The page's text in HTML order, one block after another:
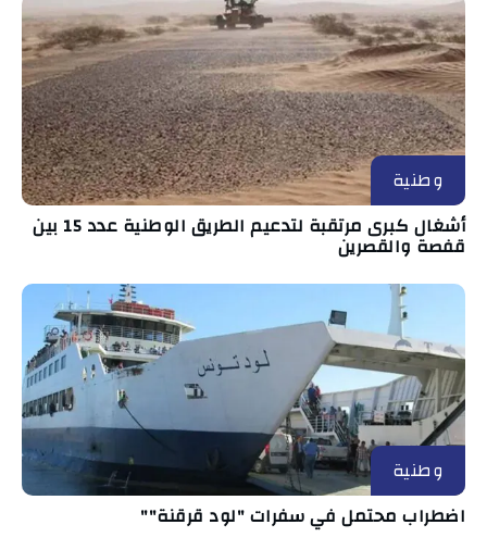
وطنية
أشغال كبرى مرتقبة لتدعيم الطريق الوطنية عدد 15 بين
قفصة والقصرين
وطنية
اضطراب محتمل في سفرات "لود قرقنة""